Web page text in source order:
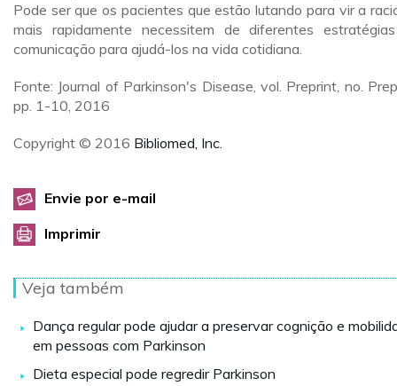
Pode ser que os pacientes que estão lutando para vir a
mais rapidamente necessitem de diferentes
comunicação para ajudá-los na vida cotidiana.
Fonte: Journal of Parkinson's Disease, vol. Preprint, no.
pp. 1-10, 2016
Copyright © 2016 Bibliomed, Inc.
Envie por e-mail
Imprimir
Veja também
Dança regular pode ajudar a preservar cognição e
em pessoas com Parkinson
Dieta especial pode regredir Parkinson